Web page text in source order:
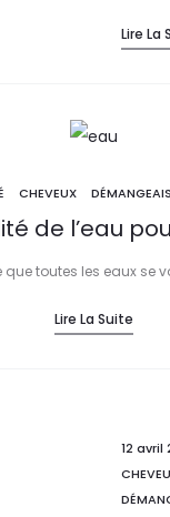
Lire La
CHEVEUX
de l’eau
toutes les eaux se
Lire La Suite
12 avril